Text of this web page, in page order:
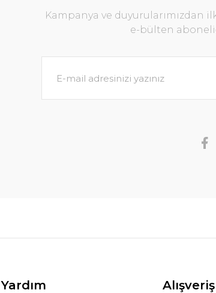
Kampanya ve duyurularımızdan
e-bülten
Yardım Alışveriş